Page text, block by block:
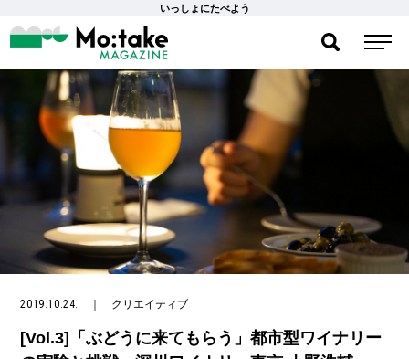
いっしょにたべよう
2019.10.24. クリエイティブ
[Vol.3]「ぶどうに来てもらう」都市型ワイナリー